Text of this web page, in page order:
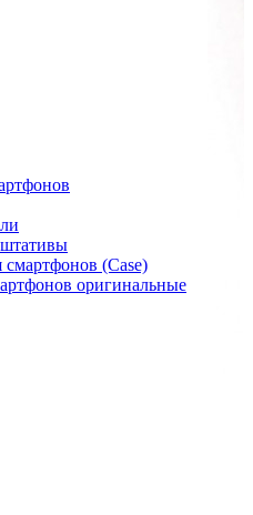
(Case)
оригинальные